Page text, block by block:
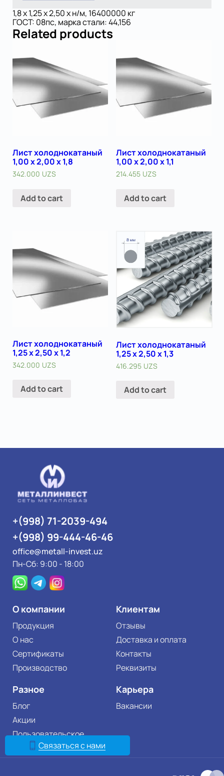
1,8 x 1,25 х 2,50 x н/м, 16400000 кг
ГОСТ: 08пс, марка стали: 44,156
Related products
Лист холоднокатаный
1,00 х 2,00 х 1,8
342.000 UZS
Add to cart
Лист холоднокатаный
1,00 х 2,00 х 1,1
214.455 UZS
Add to cart
Лист холоднокатаный
1,25 х 2,50 х 1,2
342.000 UZS
Add to cart
Лист холоднокатаный
1,25 х 2,50 х 1,3
416.295 UZS
Add to cart
О компании
Продукция
О нас
Сертификаты
Производство
Клиентам
Отзывы
Доставка и оплата
Контакты
Реквизиты
Разное
Блог
Акции
Пользовательское
соглашение
Карьера
Вакансии
+(998) 71-2039-494
+(998) 99-444-46-46
office@metall-invest.uz
Пн-Сб: 9:00 - 18:00
Связаться с нами